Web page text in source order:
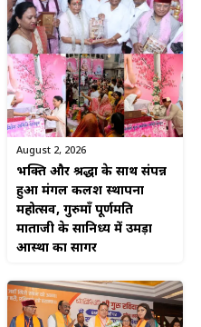
August 2, 2026
भक्ति और श्रद्धा के साथ संपन्न
हुआ मंगल कलश स्थापना
महोत्सव, गुरुमाँ पूर्णमति
माताजी के सानिध्य में उमड़ा
आस्था का सागर